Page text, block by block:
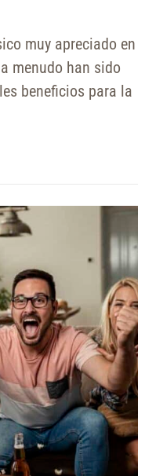
muy apreciado en
menudo han sido
beneficios para la